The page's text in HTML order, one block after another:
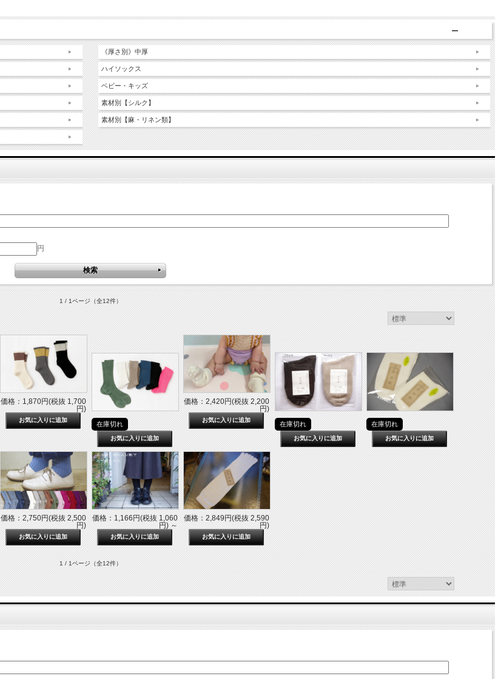
《厚さ別》中厚
ハイソックス
ベビー・キッズ
素材別【シルク】
素材別【麻・リネン類】
円
1 / 1ページ（全12件）
価格：1,870円(税抜 1,700
円)
在庫切れ
価格：2,420円(税抜 2,200
円)
在庫切れ 在庫切れ
価格：2,750円(税抜 2,500
円)
価格：1,166円(税抜 1,060
円)～
価格：2,849円(税抜 2,590
円)
1 / 1ページ（全12件）